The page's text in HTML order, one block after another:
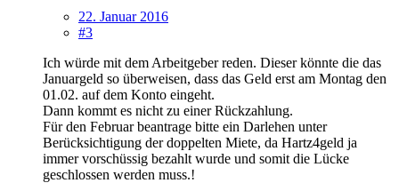
22. Januar 2016
#3
Ich würde mit dem Arbeitgeber reden. Dieser könnte die das
Januargeld so überweisen, dass das Geld erst am Montag den
01.02. auf dem Konto eingeht.
Dann kommt es nicht zu einer Rückzahlung.
Für den Februar beantrage bitte ein Darlehen unter
Berücksichtigung der doppelten Miete, da Hartz4geld ja
immer vorschüssig bezahlt wurde und somit die Lücke
geschlossen werden muss.!